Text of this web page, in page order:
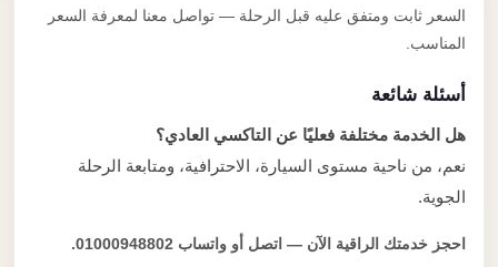
السعر ثابت ومتفق عليه قبل الرحلة — تواصل معنا لمعرفة السعر
المناسب.
أسئلة شائعة
هل الخدمة مختلفة فعليًا عن التاكسي العادي؟
نعم، من ناحية مستوى السيارة، الاحترافية، ومتابعة الرحلة
الجوية.
احجز خدمتك الراقية الآن — اتصل أو واتساب 01000948802.